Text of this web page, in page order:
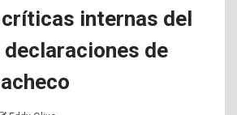
internas del
declaraciones de